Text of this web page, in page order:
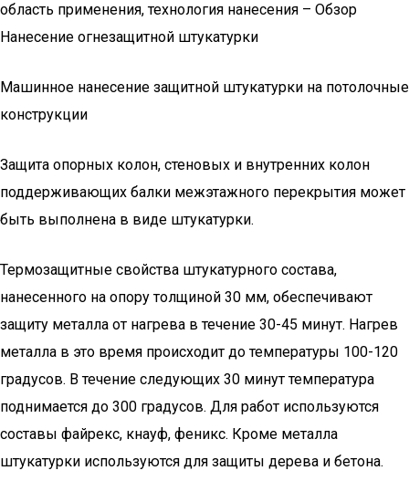
область применения, технология нанесения – Обзор
Нанесение огнезащитной штукатурки
Машинное нанесение защитной штукатурки на потолочные
конструкции
Защита опорных колон, стеновых и внутренних колон
поддерживающих балки межэтажного перекрытия может
быть выполнена в виде штукатурки.
Термозащитные свойства штукатурного состава,
нанесенного на опору толщиной 30 мм, обеспечивают
защиту металла от нагрева в течение 30-45 минут. Нагрев
металла в это время происходит до температуры 100-120
градусов. В течение следующих 30 минут температура
поднимается до 300 градусов. Для работ используются
составы файрекс, кнауф, феникс. Кроме металла
штукатурки используются для защиты дерева и бетона.